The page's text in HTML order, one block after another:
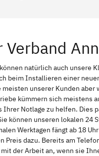
Verband
natürlich auch unsere
beim Installieren einer
unserer Kunden aber
kümmern sich meistens
Ihrer Notlage zu helfen. Dies
können unseren lokalen 24
Werktagen fängt ab 18
dazu. Bereits am
der Arbeit an, wenn sie